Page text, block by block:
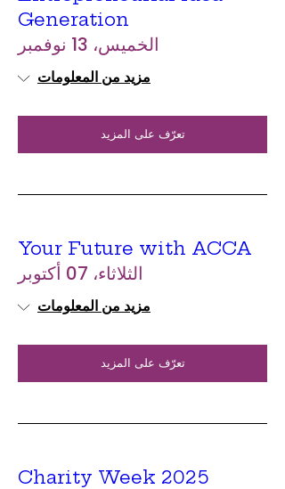
Generation
الخميس، 13 نوفمبر
مزيد من المعلومات
تعرّف على المزيد
Your Future with ACCA
الثلاثاء، 07 أكتوبر
مزيد من المعلومات
تعرّف على المزيد
Charity Week 2025